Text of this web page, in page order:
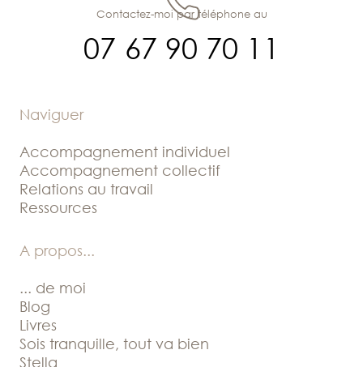
07 67 90 70 11
Contactez-moi par téléphone au
Naviguer
Accompagnement individuel
Accompagnement collectif
Relations au travail
Ressources
A propos...
... de moi
Blog
Livres
Sois tranquille, tout va bien
Stella